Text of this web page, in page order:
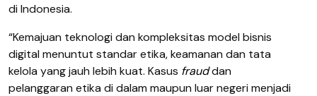
di Indonesia.
“Kemajuan teknologi dan kompleksitas model bisnis
digital menuntut standar etika, keamanan dan tata
kelola yang jauh lebih kuat. Kasus frauddan
pelanggaran etika di dalam maupun luar negeri menjadi